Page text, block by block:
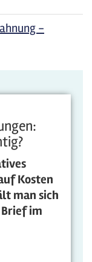
-
Kosten
man sich
im